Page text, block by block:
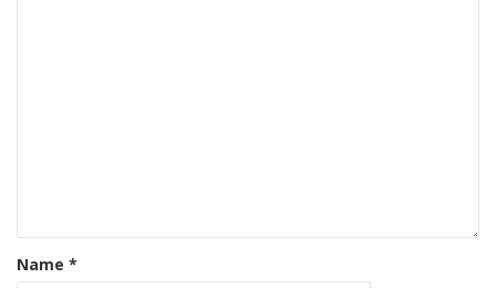
Name *